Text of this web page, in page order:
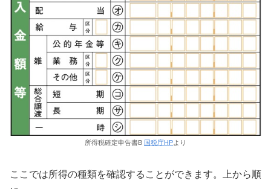
所得税確定申告書B 国税庁HPより
ここでは所得の種類を確認することができます。上から順